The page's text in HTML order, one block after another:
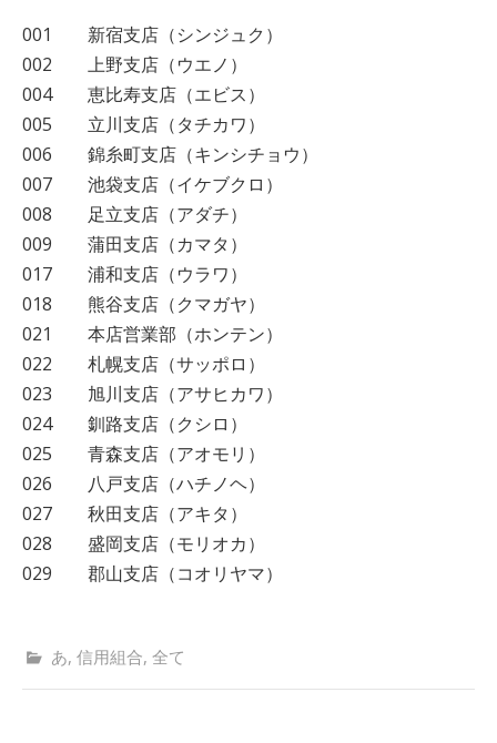
001 新宿支店（シンジュク）
002 上野支店（ウエノ）
004 恵比寿支店（エビス）
005 立川支店（タチカワ）
006 錦糸町支店（キンシチョウ）
007 池袋支店（イケブクロ）
008 足立支店（アダチ）
009 蒲田支店（カマタ）
017 浦和支店（ウラワ）
018 熊谷支店（クマガヤ）
021 本店営業部（ホンテン）
022 札幌支店（サッポロ）
023 旭川支店（アサヒカワ）
024 釧路支店（クシロ）
025 青森支店（アオモリ）
026 八戸支店（ハチノヘ）
027 秋田支店（アキタ）
028 盛岡支店（モリオカ）
029 郡山支店（コオリヤマ）
あ, 信用組合, 全て